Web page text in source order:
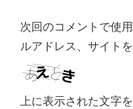
次回のコメントで使
ルアドレス、サイトを
上に表示された文字